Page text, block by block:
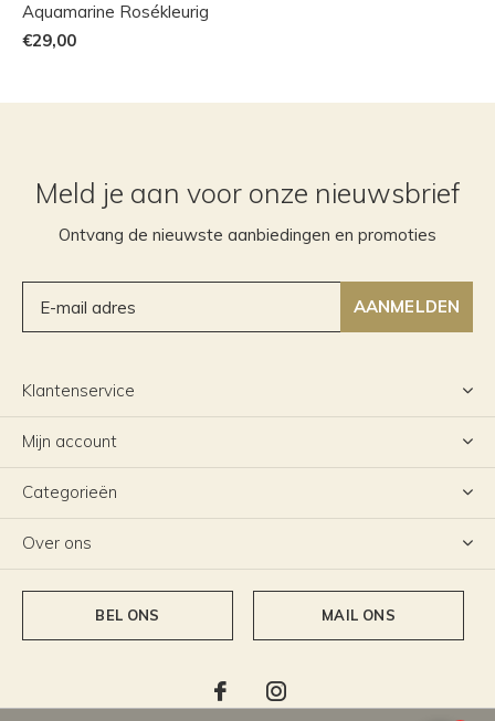
Aquamarine Rosékleurig
€29,00
Meld je aan voor onze nieuwsbrief
Ontvang de nieuwste aanbiedingen en promoties
AANMELDEN
Klantenservice
Mijn account
Categorieën
Over ons
BEL ONS MAIL ONS